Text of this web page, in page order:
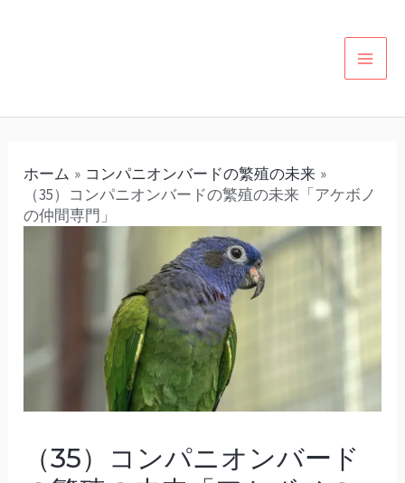
ホーム
コンパニオンバードの繁殖の未来
（35）コンパニオンバードの繁殖の未来「アケボノ
の仲間専門」
（35）コンパニオンバード